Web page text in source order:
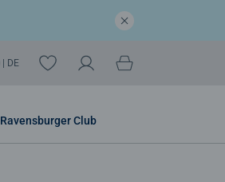
| DE
Ravensburger Club